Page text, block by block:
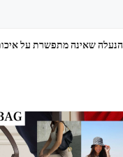
הנעלה שאינה מתפשרת על